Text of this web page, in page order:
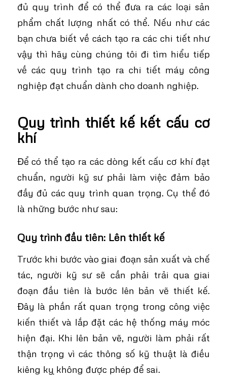
đủ quy trình để có thể đưa ra các loại sản
phẩm chất lượng nhất có thể. Nếu như các
bạn chưa biết về cách tạo ra các chi tiết như
vậy thì hãy cùng chúng tôi đi tìm hiểu tiếp
về các quy trình tạo ra chi tiết máy công
nghiệp đạt chuẩn dành cho doanh nghiệp.
Quy trình thiết kế kết cấu cơ
khí
Để có thể tạo ra các dòng kết cấu cơ khí đạt
chuẩn, người kỹ sư phải làm việc đảm bảo
đầy đủ các quy trình quan trọng. Cụ thể đó
là những bước như sau:
Quy trình đầu tiên: Lên thiết kế
Trước khi bước vào giai đoạn sản xuất và chế
tác, người kỹ sư sẽ cần phải trải qua giai
đoạn đầu tiên là bước lên bản vẽ thiết kế.
Đây là phần rất quan trọng trong công việc
kiến thiết và lắp đặt các hệ thống máy móc
hiện đại. Khi lên bản vẽ, người làm phải rất
thận trọng vì các thông số kỹ thuật là điều
kiêng kỵ không được phép để sai.